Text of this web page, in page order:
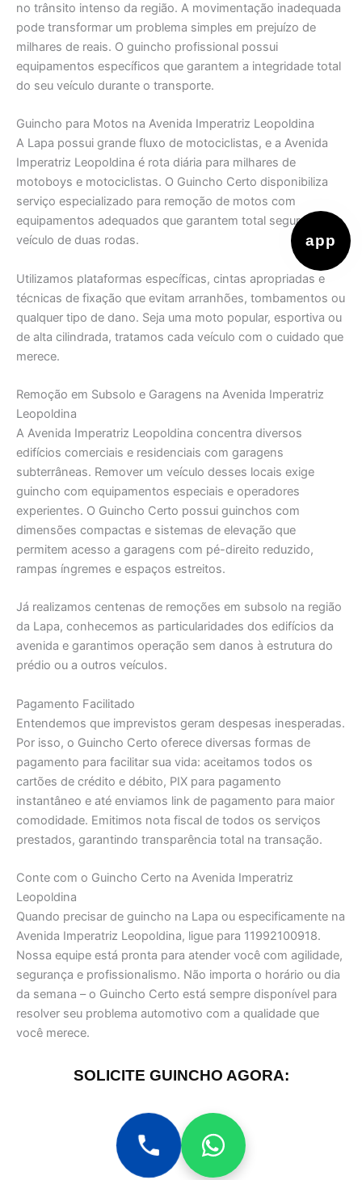
app
no trânsito intenso da região. A movimentação inadequada
pode transformar um problema simples em prejuízo de
milhares de reais. O guincho profissional possui
equipamentos específicos que garantem a integridade total
do seu veículo durante o transporte.
Guincho para Motos na Avenida Imperatriz Leopoldina
A Lapa possui grande fluxo de motociclistas, e a Avenida
Imperatriz Leopoldina é rota diária para milhares de
motoboys e motociclistas. O Guincho Certo disponibiliza
serviço especializado para remoção de motos com
equipamentos adequados que garantem total segurança ao
veículo de duas rodas.
Utilizamos plataformas específicas, cintas apropriadas e
técnicas de fixação que evitam arranhões, tombamentos ou
qualquer tipo de dano. Seja uma moto popular, esportiva ou
de alta cilindrada, tratamos cada veículo com o cuidado que
merece.
Remoção em Subsolo e Garagens na Avenida Imperatriz
Leopoldina
A Avenida Imperatriz Leopoldina concentra diversos
edifícios comerciais e residenciais com garagens
subterrâneas. Remover um veículo desses locais exige
guincho com equipamentos especiais e operadores
experientes. O Guincho Certo possui guinchos com
dimensões compactas e sistemas de elevação que
permitem acesso a garagens com pé-direito reduzido,
rampas íngremes e espaços estreitos.
Já realizamos centenas de remoções em subsolo na região
da Lapa, conhecemos as particularidades dos edifícios da
avenida e garantimos operação sem danos à estrutura do
prédio ou a outros veículos.
Pagamento Facilitado
Entendemos que imprevistos geram despesas inesperadas.
Por isso, o Guincho Certo oferece diversas formas de
pagamento para facilitar sua vida: aceitamos todos os
cartões de crédito e débito, PIX para pagamento
instantâneo e até enviamos link de pagamento para maior
comodidade. Emitimos nota fiscal de todos os serviços
prestados, garantindo transparência total na transação.
Conte com o Guincho Certo na Avenida Imperatriz
Leopoldina
Quando precisar de guincho na Lapa ou especificamente na
Avenida Imperatriz Leopoldina, ligue para 11992100918.
Nossa equipe está pronta para atender você com agilidade,
segurança e profissionalismo. Não importa o horário ou dia
da semana – o Guincho Certo está sempre disponível para
resolver seu problema automotivo com a qualidade que
você merece.
SOLICITE GUINCHO AGORA: